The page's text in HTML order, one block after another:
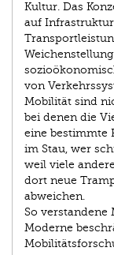
Kultur. Das
auf
von
Mobilität sind
bei denen die
eine bestimmte
im Stau, wer
weil viele
dort neue
abweichen.
So verstandene
Moderne